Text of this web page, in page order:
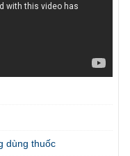
dùng thuốc